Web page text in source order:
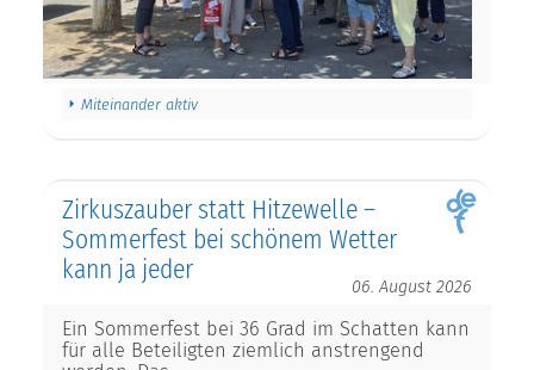
Miteinander aktiv
Zirkuszauber statt Hitzewelle –
Sommerfest bei schönem Wetter
kann ja jeder
06. August 2026
Ein Sommerfest bei 36 Grad im Schatten kann
für alle Beteiligten ziemlich anstrengend